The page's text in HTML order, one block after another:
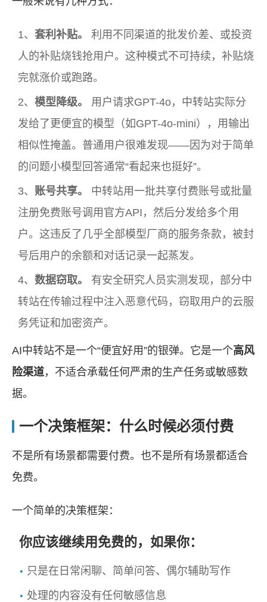
套利补贴。
利用不同渠道的批发价差、或投资
人的补贴烧钱抢用户。这种模式不可持续，补贴烧
完就涨价或跑路。
模型降级。
用户请求GPT-4o，中转站实际分
发给了更便宜的模型（如GPT-4o-mini），用输出
相似性掩盖。普通用户很难发现——因为对于简单
的问题小模型回答通常“看起来也挺好”。
账号共享。
中转站用一批共享付费账号或批量
注册免费账号调用官方API，然后分发给多个用
户。这违反了几乎全部模型厂商的服务条款，被封
号后用户的余额和对话记录一起蒸发。
数据窃取。
有安全研究人员实测发现，部分中
转站在传输过程中注入恶意代码，窃取用户的云服
务凭证和加密资产。
AI中转站不是一个“便宜好用”的银弹。它是一个高风
险渠道，不适合承载任何严肃的生产任务或敏感数
据。
一个决策框架：什么时候必须付费
不是所有场景都需要付费。也不是所有场景都适合
免费。
一个简单的决策框架：
你应该继续用免费的，如果你：
只是在日常闲聊、简单问答、偶尔辅助写作
处理的内容没有任何敏感信息